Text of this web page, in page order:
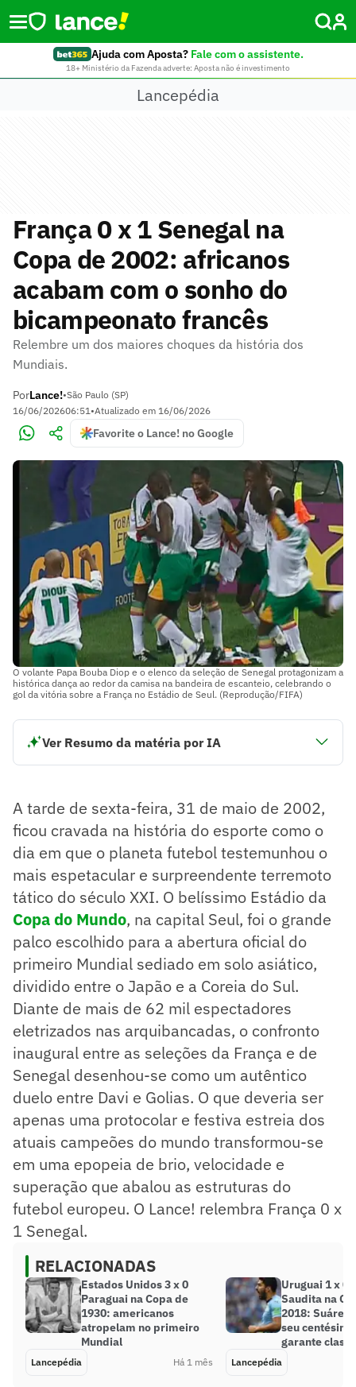
Ajuda com Aposta? Fale com o assistente.
18+ Ministério da Fazenda adverte: Aposta não é investimento
Lancepédia
França 0 x 1 Senegal na
Copa de 2002: africanos
acabam com o sonho do
bicampeonato francês
Relembre um dos maiores choques da história dos
Mundiais.
PorLance!•São Paulo (SP)
16/06/202606:51•Atualizado em 16/06/2026
Favorite o Lance! no Google
O volante Papa Bouba Diop e o elenco da seleção de Senegal protagonizam a
histórica dança ao redor da camisa na bandeira de escanteio, celebrando o
gol da vitória sobre a França no Estádio de Seul. (Reprodução/FIFA)
Ver Resumo da matéria por IA
marcando uma zebra histórica.
A derrota resulta na pior campanha de um detentor de
título na história das Copas, com a França sem marcar
nenhum gol no torneio.
Resumo supervisionado pelo jornalista!
A tarde de sexta-feira, 31 de maio de 2002,
ficou cravada na história do esporte como o
dia em que o planeta futebol testemunhou o
mais espetacular e surpreendente terremoto
tático do século XXI. O belíssimo Estádio da
Copa do Mundo, na capital Seul, foi o grande
palco escolhido para a abertura oficial do
primeiro Mundial sediado em solo asiático,
dividido entre o Japão e a Coreia do Sul.
Diante de mais de 62 mil espectadores
eletrizados nas arquibancadas, o confronto
inaugural entre as seleções da França e de
Senegal desenhou-se como um autêntico
duelo entre Davi e Golias. O que deveria ser
apenas uma protocolar e festiva estreia dos
atuais campeões do mundo transformou-se
em uma epopeia de brio, velocidade e
superação que abalou as estruturas do
futebol europeu. O Lance! relembra França 0 x
1 Senegal.
RELACIONADAS
Estados Unidos 3 x 0
Paraguai na Copa de
1930: americanos
atropelam no primeiro
Mundial
Lancepédia Há 1 mês
Uruguai 1 x 0
Saudita na
2018: Suárez
seu
garante
Lancepédia